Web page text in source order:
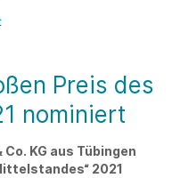
Preis des
nominiert
Co. KG aus Tübingen
2021